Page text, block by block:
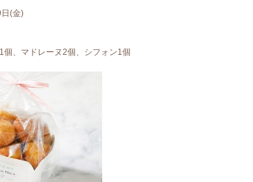
(金)
個、マドレーヌ2個、シフォン1個